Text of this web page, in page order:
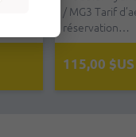
/ MG3 Tarif
réservation…
115,00 $US